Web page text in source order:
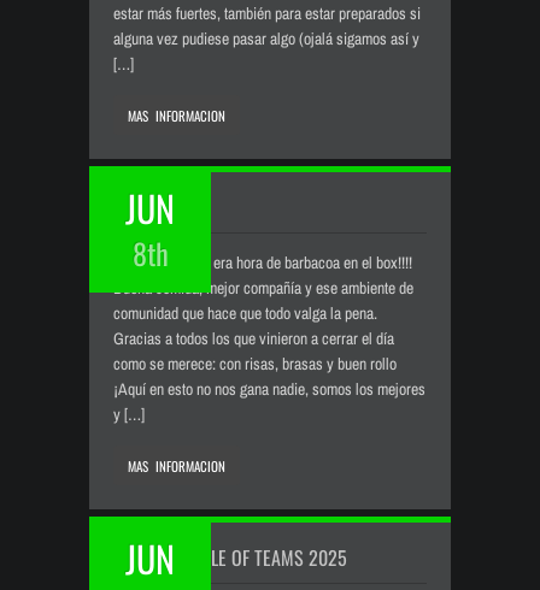
estar más fuertes, también para estar preparados si
alguna vez pudiese pasar algo (ojalá sigamos así y
[…]
MAS INFORMACION
JUN
8th
BARBACOA
BARBACOA Ya era hora de barbacoa en el box!!!!
Buena comida, mejor compañía y ese ambiente de
comunidad que hace que todo valga la pena.
Gracias a todos los que vinieron a cerrar el día
como se merece: con risas, brasas y buen rollo
¡Aquí en esto no nos gana nadie, somos los mejores
y […]
MAS INFORMACION
JUN
VERSUS BATTLE OF TEAMS 2025